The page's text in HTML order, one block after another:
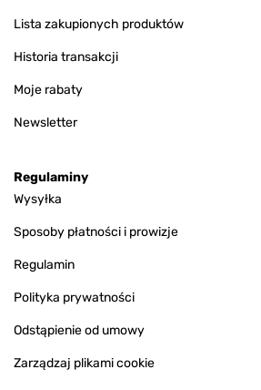
Lista zakupionych produktów
Historia transakcji
Moje rabaty
Newsletter
Regulaminy
Wysyłka
Sposoby płatności i prowizje
Regulamin
Polityka prywatności
Odstąpienie od umowy
Zarządzaj plikami cookie